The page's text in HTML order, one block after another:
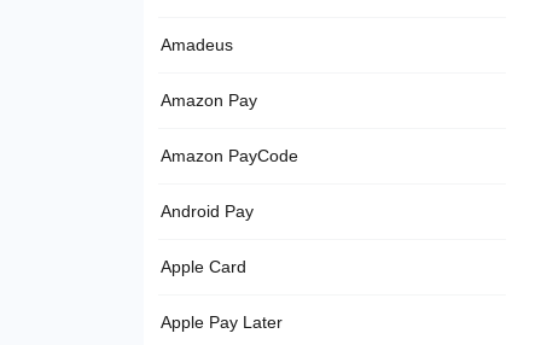
Amadeus
Amazon Pay
Amazon PayCode
Android Pay
Apple Card
Apple Pay Later